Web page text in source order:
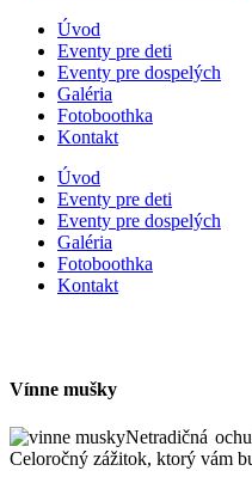
Úvod
Eventy pre deti
Eventy pre dospelých
Galéria
Fotoboothka
Kontakt
Úvod
Eventy pre deti
Eventy pre dospelých
Galéria
Fotoboothka
Kontakt
Vínne mušky
Netradičná
Celoročný zážitok, ktorý vám